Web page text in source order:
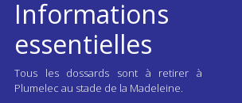
Informations
essentielles
Tous les dossards sont à retirer à
Plumelec au stade de la Madeleine.